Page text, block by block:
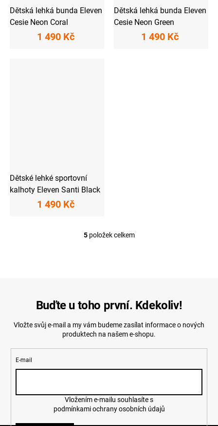
Dětská lehká bunda Eleven
Cesie Neon Coral
1 490 Kč
Dětská lehká bunda Eleven
Cesie Neon Green
1 490 Kč
Dětské lehké sportovní
kalhoty Eleven Santi Black
1 490 Kč
O
í
p
v
k
p
u
5položek celkem
Buďte u toho první. Kdekoliv!
Vložte svůj e-mail a my vám budeme zasílat informace o nových
produktech na našem e-shopu.
E-mail
podmínkami ochrany osobních údajů